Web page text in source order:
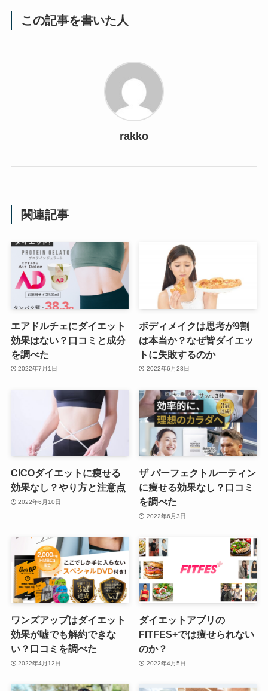
この記事を書いた人
rakko
関連記事
エアドルチェにダイエット
効果はない？口コミと成分
を調べた
2022年7月1日
ボディメイクは思考が9割
は本当か？なぜ皆ダイエッ
トに失敗するのか
2022年6月28日
CICOダイエットに痩せる
効果なし？やり方と注意点
2022年6月10日
ザ パーフェクトルーティン
に痩せる効果なし？口コミ
を調べた
2022年6月3日
ワンズアップはダイエット
効果が嘘でも解約できな
い？口コミを調べた
2022年4月12日
ダイエットアプリの
FITFES+では痩せられない
のか？
2022年4月5日